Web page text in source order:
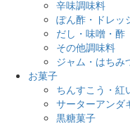
辛味調味料
ぽん酢・ドレッ
だし・味噌・酢
その他調味料
ジャム・はちみ
お菓子
ちんすこう・紅
サーターアンダ
黒糖菓子